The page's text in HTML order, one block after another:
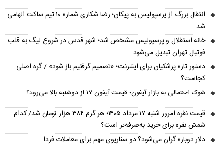
انتقال بزرگ از پرسپولیس به پیکان؛ رضا شکاری شماره ۱۰ تیم ساکت الهامی
شد
خانه استقلال و پرسپولیس مشخص شد؛ شهر قدس در شروع لیگ به قلب
فوتبال تهران تبدیل می‌شود
دستور تازه پزشکیان برای اینترنت؛ «تصمیم گرفتیم باز شود» / گره اصلی
کجاست؟
شوک احتمالی به بازار آیفون؛ قیمت آیفون ۱۷ از دوشنبه بالا می‌رود؟
قیمت نقره امروز شنبه ۱۷ مرداد ۱۴۰۵؛ هر گرم ۳۸۴ هزار تومان شد/ کدام
شمش نقره برای خرید به‌صرفه‌تر است؟
دلار دوباره گران می‌شود؟ دو سناریوی مهم برای معاملات فردا